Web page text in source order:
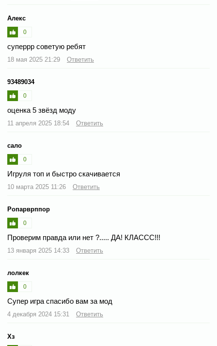
Алекс
0
суперрр советую ребят
18 мая 2025 21:29 Ответить
93489034
0
оценка 5 звёзд моду
11 апреля 2025 18:54 Ответить
сало
0
Игруля топ и быстро скачивается
10 марта 2025 11:26 Ответить
Ропарврппор
0
Проверим правда или нет ?..... ДА! КЛАССС!!!
13 января 2025 14:33 Ответить
лолкек
0
Супер игра спасибо вам за мод
4 декабря 2024 15:31 Ответить
Хз